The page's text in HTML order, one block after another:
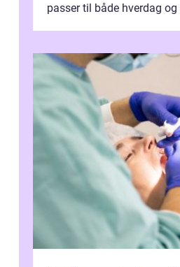
passer til både hverdag